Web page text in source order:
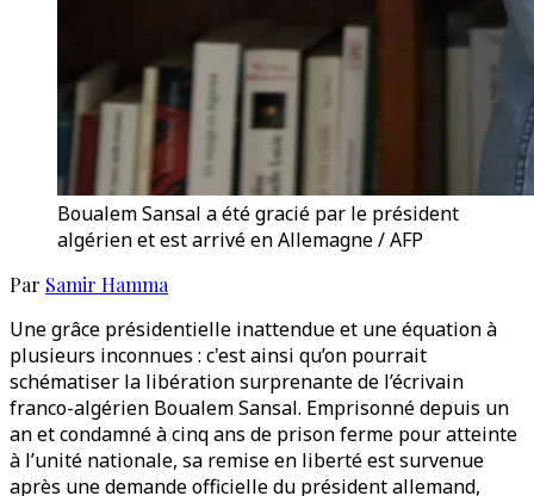
Boualem Sansal a été gracié par le président
algérien et est arrivé en Allemagne / AFP
Par Samir Hamma
Une grâce présidentielle inattendue et une équation à
plusieurs inconnues : c'est ainsi qu’on pourrait
schématiser la libération surprenante de l’écrivain
franco-algérien Boualem Sansal. Emprisonné depuis un
an et condamné à cinq ans de prison ferme pour atteinte
à l’unité nationale, sa remise en liberté est survenue
après une demande officielle du président allemand,